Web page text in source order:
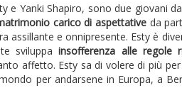
e Yanki Shapiro, sono due giovani
carico di aspettative da
assillante e onnipresente. Esty è
sviluppainsofferenza alle regole
affetto. Esty sa di volere di più
per andarsene in Europa, a